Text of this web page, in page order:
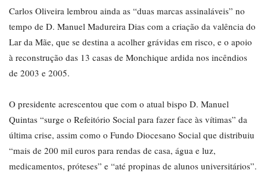
Carlos Oliveira lembrou ainda as “duas marcas assinaláveis” no
tempo de D. Manuel Madureira Dias com a criação da valência do
Lar da Mãe, que se destina a acolher grávidas em risco, e o apoio
à reconstrução das 13 casas de Monchique ardida nos incêndios
de 2003 e 2005.
O presidente acrescentou que com o atual bispo D. Manuel
Quintas “surge o Refeitório Social para fazer face às vítimas” da
última crise, assim como o Fundo Diocesano Social que distribuiu
“mais de 200 mil euros para rendas de casa, água e luz,
medicamentos, próteses” e “até propinas de alunos universitários”.